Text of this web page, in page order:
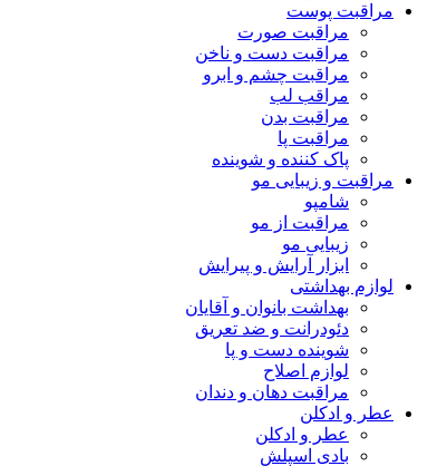
مراقبت پوست
مراقبت صورت
مراقبت دست و ناخن
مراقبت چشم و ابرو
مراقب لب
مراقبت بدن
مراقبت پا
پاک کننده و شوینده
مراقبت و زیبایی مو
شامپو
مراقبت از مو
زیبایی مو
ابزار آرایش و پیرایش
لوازم بهداشتی
بهداشت بانوان و آقایان
دئودرانت و ضد تعریق
شوینده دست و پا
لوازم اصلاح
مراقبت دهان و دندان
عطر و ادکلن
عطر و ادکلن
بادی اسپلش